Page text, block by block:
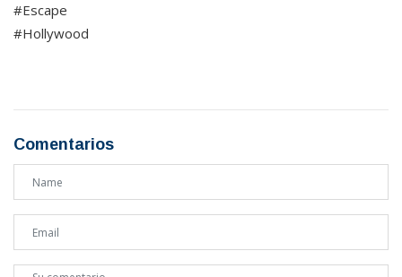
#Escape
#Hollywood
Comentarios